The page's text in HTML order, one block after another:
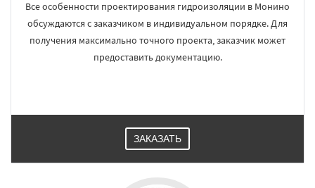
Все особенности проектирования гидроизоляции в Монино
обсуждаются с заказчиком в индивидуальном порядке. Для
получения максимально точного проекта, заказчик может
предоставить документацию.
ЗАКАЗАТЬ